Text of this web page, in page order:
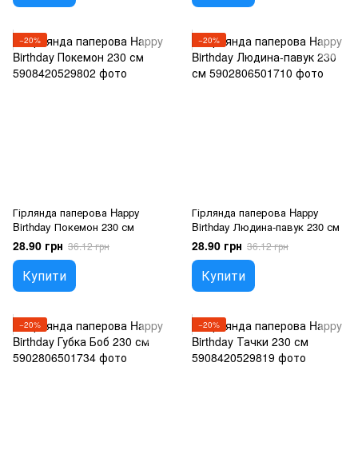
−20%
Гірлянда паперова Happy
Birthday Покемон 230 см
28.90 грн 36.12 грн
Купити
−20%
Гірлянда паперова Happy
Birthday Людина-павук 230 см
28.90 грн 36.12 грн
Купити
−20% −20%